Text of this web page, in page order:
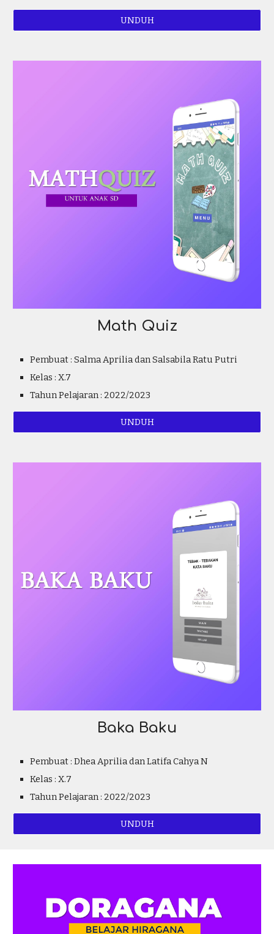
UNDUH
Math Quiz
Pembuat :Salma Aprilia dan Salsabila Ratu Putri
Kelas :X.7
Tahun Pelajaran : 2022/2023
UNDUH
Baka Baku
Pembuat :Dhea Aprilia dan Latifa Cahya N
Kelas : X.7
Tahun Pelajaran : 2022/2023
UNDUH